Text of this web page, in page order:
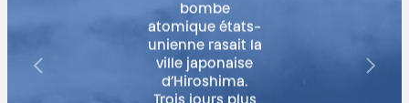
bombe
atomique états-
unienne rasait la
ville japonaise
d’Hiroshima.